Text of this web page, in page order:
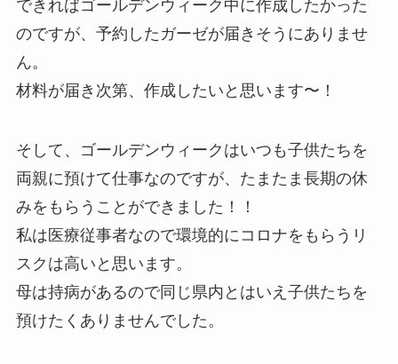
できればゴールデンウィーク中に作成したかった
のですが、予約したガーゼが届きそうにありませ
ん。
材料が届き次第、作成したいと思います〜！
そして、ゴールデンウィークはいつも子供たちを
両親に預けて仕事なのですが、たまたま長期の休
みをもらうことができました！！
私は医療従事者なので環境的にコロナをもらうリ
スクは高いと思います。
母は持病があるので同じ県内とはいえ子供たちを
預けたくありませんでした。